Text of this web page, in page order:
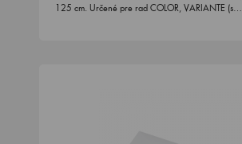
125 cm. Určené pre rad COLOR, VARIANTE (s…